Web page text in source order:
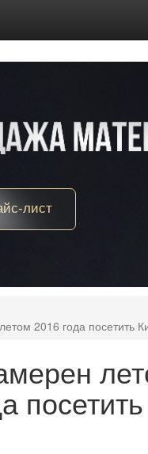
2016 года посетить
посетить